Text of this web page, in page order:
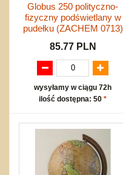
Globus 250 polityczno-
fizyczny podświetlany w
pudełku (ZACHEM 0713)
85.77 PLN
wysyłamy w ciągu 72h
ilość dostępna: 50 *